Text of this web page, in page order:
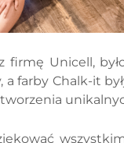
firmę Unicell,
farby Chalk-it
tworzenia